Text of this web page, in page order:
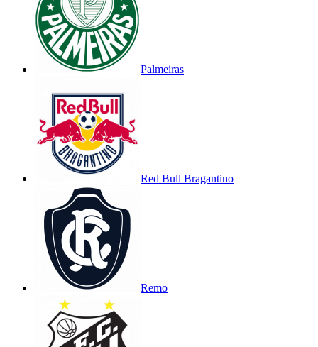
Palmeiras
Red Bull Bragantino
Remo